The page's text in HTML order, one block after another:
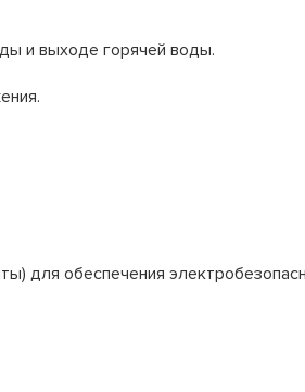
и выходе горячей воды.
для обеспечения